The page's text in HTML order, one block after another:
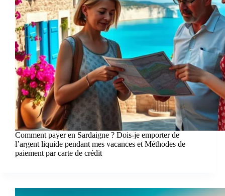
Comment payer en Sardaigne ? Dois-je emporter de
l’argent liquide pendant mes vacances et Méthodes de
paiement par carte de crédit